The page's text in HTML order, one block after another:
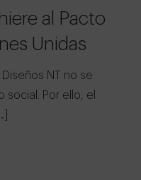
al Pacto
Unidas
NT no se
Por ello, el